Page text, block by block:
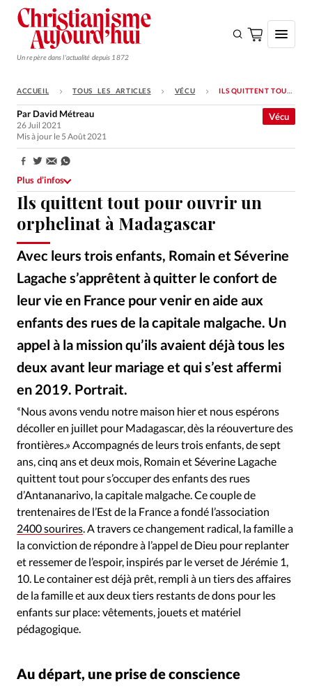
Un repère dans l'actualité depuis 1872
S'ABONNER
Monde
Opinions
Tous les articles
Faire un don
Emploi
Se connecter
Devise: CHF
RUBRIQUES
Dossier
Eglises Foi Génération réveil
Monde
Opinions
Publireportage
Relations Aujourd'hui
Société
Tour du monde des Eglises
Trait d'Ixène
Vécu
Vie Intérieure
ACCUEIL TOUS LES ARTICLES VÉCU ILS QUITTENT TOUT POUR OUVRIR UN ORPHELINAT À MADAGASCAR
Ils quittent tout pour ouvrir un
orphelinat à Madagascar
Avec leurs trois enfants, Romain et Séverine
Lagache s’apprêtent à quitter le confort de
leur vie en France pour venir en aide aux
enfants des rues de la capitale malgache. Un
appel à la mission qu’ils avaient déjà tous les
deux avant leur mariage et qui s’est affermi
en 2019. Portrait.
Vécu
Par David Métreau
26 Juil 2021
Mis à jour le 5 Août 2021
Partager:
Plus d’infos
«Nous avons vendu notre maison hier et nous espérons
décoller en juillet pour Madagascar, dès la réouverture des
frontières.» Accompagnés de leurs trois enfants, de sept
ans, cinq ans et deux mois, Romain et Séverine Lagache
quittent tout pour s’occuper des enfants des rues
d’Antananarivo, la capitale malgache. Ce couple de
trentenaires de l’Est de la France a fondé l’association
2400 sourires . A travers ce changement radical, la famille a
la conviction de répondre à l’appel de Dieu pour replanter
et ressemer de l’espoir, inspirés par le verset de Jérémie 1,
10. Le container est déjà prêt, rempli à un tiers des affaires
de la famille et aux deux tiers restants de dons pour les
enfants sur place: vêtements, jouets et matériel
pédagogique.
Au départ, une prise de conscience